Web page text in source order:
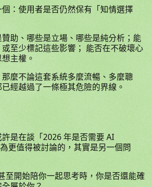
：使用者是否仍然保有「知情選擇
助、哪些是立場、哪些是純分析；能
至少標記這些影響； 能否在不破壞心
主權。
麼不論這套系統多麼流暢、多麼聰
經越過了一條極其危險的界線。
是在談「2026 年是否需要 AI
更值得被討論的，其實是另一個問
至開始陪你一起思考時，你是否還能確